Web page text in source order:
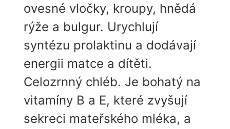
ovesné vločky, kroupy, hnědá
rýže a bulgur. Urychlují
syntézu prolaktinu a dodávají
energii matce a dítěti.
Celozrnný chléb. Je bohatý na
vitamíny B a E, které zvyšují
sekreci mateřského mléka, a